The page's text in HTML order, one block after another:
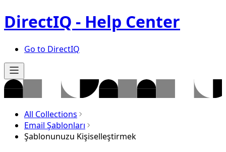
DirectIQ - Help Center
Go to DirectIQ
All Collections
Email Şablonları
Şablonunuzu Kişiselleştirmek